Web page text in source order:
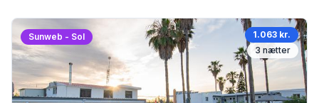
Sunweb - Sol
1.063 kr.
3 nætter